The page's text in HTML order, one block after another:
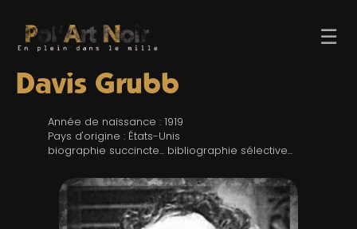
☰
TROMBINO
Davis Grubb
Année de naissance : 1919
Pays d'origine : États-Unis
biographie succincte... bibliographie sélective...